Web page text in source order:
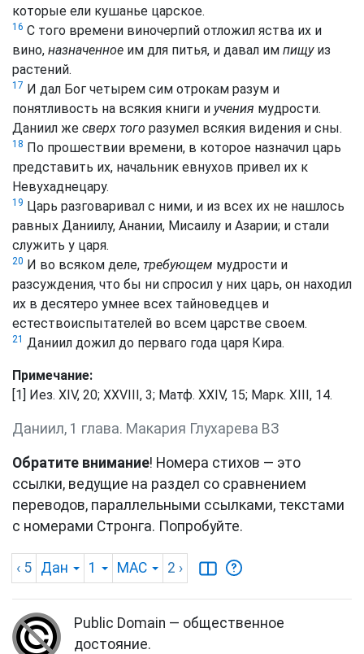
которые ели кушанье царское.
16 С того времени виночерпий отложил яства их и
вино, назначенное им для питья, и давал им пищу из
растений.
17 И дал Бог четырем сим отрокам разум и
понятливость на всякия книги и учения мудрости.
Даниил же сверх того разумел всякия видения и сны.
18 По прошествии времени, в которое назначил царь
представить их, начальник евнухов привел их к
Невухаднецару.
19 Царь разговаривал с ними, и из всех их не нашлось
равных Даниилу, Анании, Мисаилу и Азарии; и стали
служить у царя.
20 И во всяком деле, требующем мудрости и
разсуждения, что бы ни спросил у них царь, он находил
их в десятеро умнее всех тайноведцев и
естествоиспытателей во всем царстве своем.
21 Даниил дожил до перваго года царя Кира.
Примечание:
[1] Иез. XIV, 20; XXVIII, 3; Матф. XXIV, 15; Марк. XIII, 14.
Даниил, 1 глава. Макария Глухарева ВЗ
Обратите внимание! Номера стихов — это
ссылки, ведущие на раздел со сравнением
переводов, параллельными ссылками, текстами
с номерами Стронга. Попробуйте.
‹ 5 Дан 1 MAC 2 ›
Public Domain — общественное
достояние.